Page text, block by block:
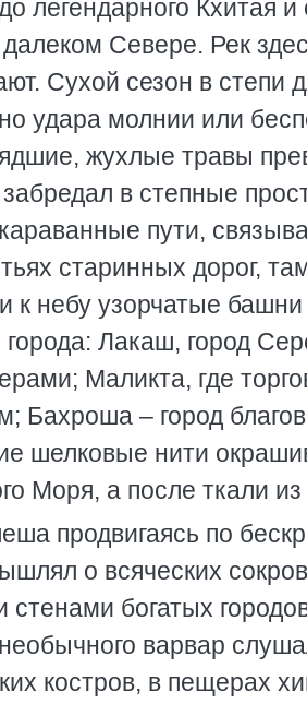
легендарного Кхитая
Севере. Рек
Сухой сезон в степи
удара молнии или
жухлые травы
в степные
пути,
старинных дорог,
к небу узорчатые
города: Лакаш, город
Маликта, где
Бахроша – город
шелковые нити
Моря, а после ткали
продвигаясь по
о всяческих
стенами богатых
варвар
костров, в пещерах